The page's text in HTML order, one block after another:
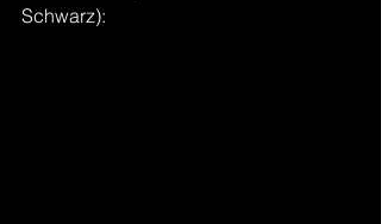
Schwarz):